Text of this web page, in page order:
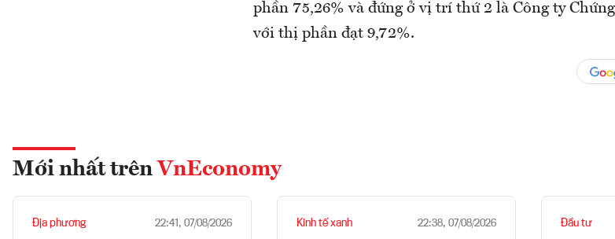
phần 75,26% và đứng ở vị trí thứ 2 là Công ty
với thị phần đạt 9,72%.
Mới nhất trên VnEconomy
Địa phương 22:41, 07/08/2026 Kinh tế xanh 22:38, 07/08/2026 Đầu tư